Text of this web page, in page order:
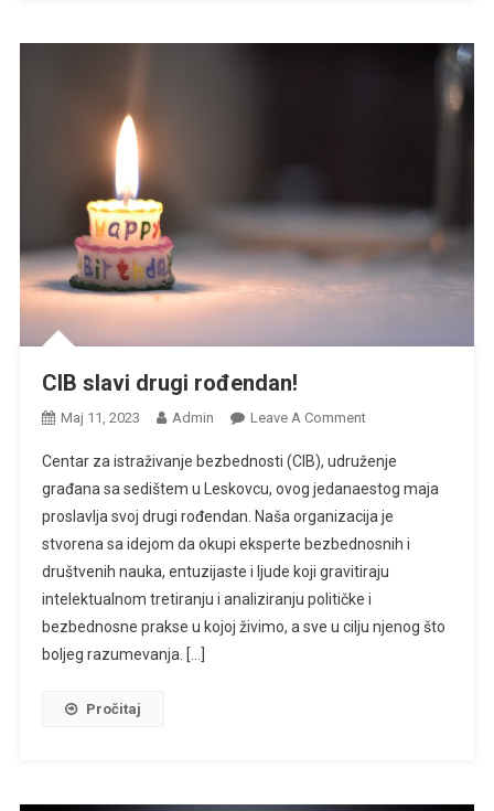
CIB slavi drugi rođendan!
Мај 11, 2023 Admin Leave A CommentOn
Slavi
Drugi
Rođendan!
Centar za istraživanje bezbednosti (CIB), udruženje
građana sa sedištem u Leskovcu, ovog jedanaestog maja
proslavlja svoj drugi rođendan. Naša organizacija je
stvorena sa idejom da okupi eksperte bezbednosnih i
društvenih nauka, entuzijaste i ljude koji gravitiraju
intelektualnom tretiranju i analiziranju političke i
bezbednosne prakse u kojoj živimo, a sve u cilju njenog što
boljeg razumevanja. […]
Pročitaj